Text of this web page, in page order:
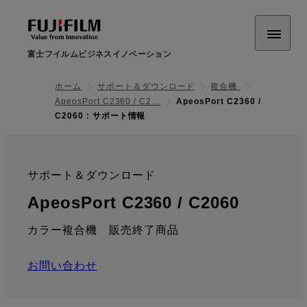
富士フイルムビジネスイノベーション
ホーム サポート＆ダウンロード
複合機
ApeosPort C2360 / C2…
ApeosPort C2360 /
C2060 : サポート情報
サポート＆ダウンロード
:
ApeosPort C2360 / C2060
カラー複合機 販売終了商品
お問い合わせ